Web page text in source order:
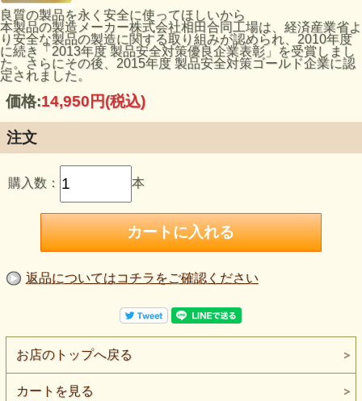
良質の製品を永く安全に使ってほしいから
本製品の製造メーカー株式会社相田合同工場は、経済産業省よ
り安全な製品の製造に関する取り組みが認められ、2010年度
に続き「2013年度 製品安全対策優良企業表彰」を受賞しまし
た。さらにその後、2015年度 製品安全対策ゴールド企業に認
定されました。
価格:14,950円(税込)
注文
購入数： 本
返品についてはコチラをご確認ください
お店のトップへ戻る
カートを見る